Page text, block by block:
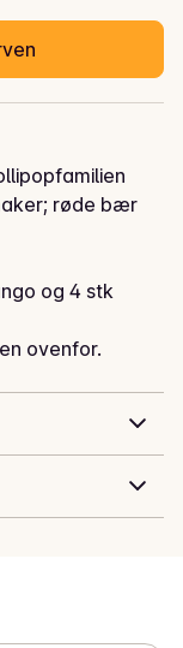
røde bær
og 4 stk
ovenfor.